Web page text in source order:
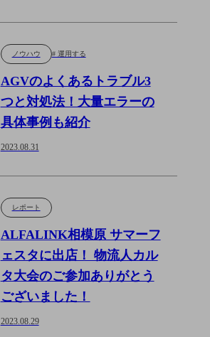
AGVのよくあるトラブル3
つと対処法！大量エラーの
具体事例も紹介
ノウハウ # 運用する
2023.08.31
ALFALINK相模原 サマーフ
ェスタに出店！ 物流人カル
タ大会のご参加ありがとう
ございました！
レポート
2023.08.29